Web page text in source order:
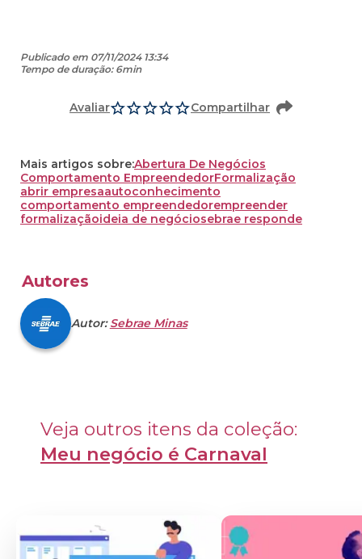
Publicado em 07/11/2024 13:34
Tempo de duração: 6min
Avaliar Compartilhar
Mais artigos sobre:Abertura De Negócios
Comportamento EmpreendedorFormalização
abrir empresaautoconhecimento
comportamento empreendedorempreender
formalizaçãoideia de negóciosebrae responde
Autores
Autor:Sebrae Minas
Meu negócio é Carnaval